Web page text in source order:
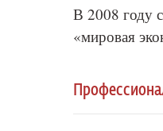
В 2008 году
«мировая